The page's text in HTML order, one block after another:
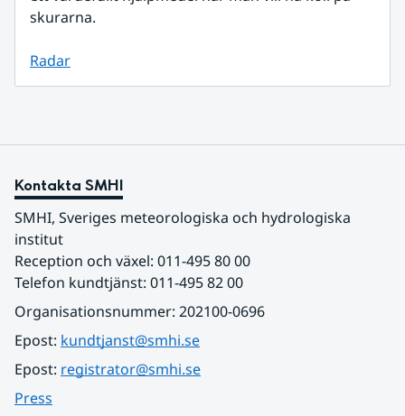
skurarna.
Radar
Kontakta SMHI
SMHI, Sveriges meteorologiska och hydrologiska
institut
Reception och växel: 011-495 80 00
Telefon kundtjänst: 011-495 82 00
Organisationsnummer: 202100-0696
Epost: kundtjanst@smhi.se
Epost: registrator@smhi.se
Press